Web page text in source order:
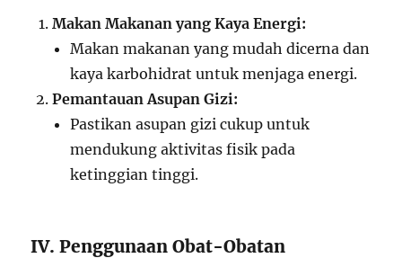
Makan Makanan yang Kaya Energi:
Makan makanan yang mudah dicerna dan
kaya karbohidrat untuk menjaga energi.
Pemantauan Asupan Gizi:
Pastikan asupan gizi cukup untuk
mendukung aktivitas fisik pada
ketinggian tinggi.
IV. Penggunaan Obat-Obatan